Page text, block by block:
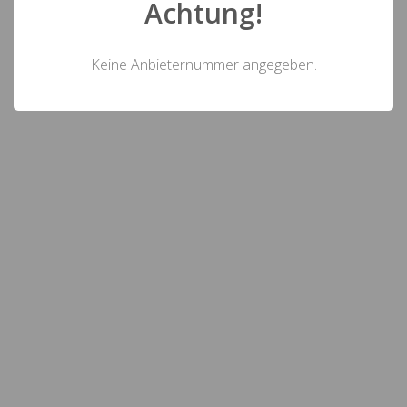
Achtung!
Keine Anbieternummer angegeben.